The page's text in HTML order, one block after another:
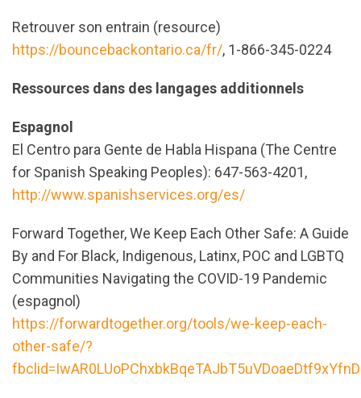
Retrouver son entrain (resource)
https://bouncebackontario.ca/fr/, 1-866-345-0224
Ressources dans des langages additionnels
Espagnol
El Centro para Gente de Habla Hispana (The Centre
for Spanish Speaking Peoples): 647-563-4201,
http://www.spanishservices.org/es/
Forward Together, We Keep Each Other Safe: A Guide
By and For Black, Indigenous, Latinx, POC and LGBTQ
Communities Navigating the COVID-19 Pandemic
(espagnol)
https://forwardtogether.org/tools/we-keep-each-
other-safe/?